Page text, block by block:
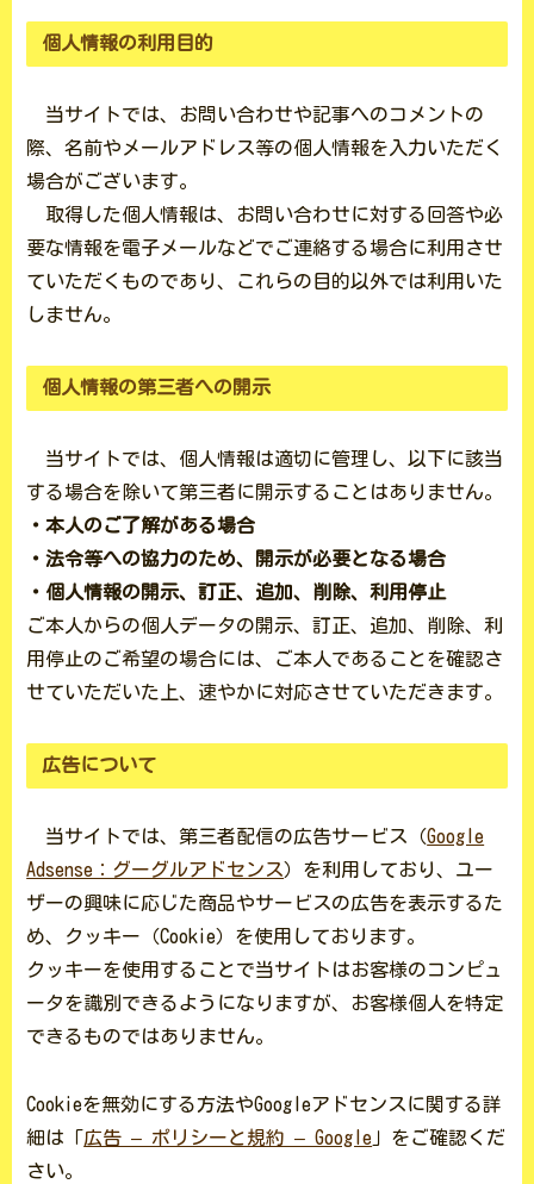
個人情報の利用目的
当サイトでは、お問い合わせや記事へのコメントの
際、名前やメールアドレス等の個人情報を入力いただく
場合がございます。
取得した個人情報は、お問い合わせに対する回答や必
要な情報を電子メールなどでご連絡する場合に利用させ
ていただくものであり、これらの目的以外では利用いた
しません。
個人情報の第三者への開示
当サイトでは、個人情報は適切に管理し、以下に該当
する場合を除いて第三者に開示することはありません。
・本人のご了解がある場合
・法令等への協力のため、開示が必要となる場合
・個人情報の開示、訂正、追加、削除、利用停止
ご本人からの個人データの開示、訂正、追加、削除、利
用停止のご希望の場合には、ご本人であることを確認さ
せていただいた上、速やかに対応させていただきます。
広告について
当サイトでは、第三者配信の広告サービス（Google
Adsense：グーグルアドセンス）を利用しており、ユー
ザーの興味に応じた商品やサービスの広告を表示するた
め、クッキー（Cookie）を使用しております。
クッキーを使用することで当サイトはお客様のコンピュ
ータを識別できるようになりますが、お客様個人を特定
できるものではありません。
Cookieを無効にする方法やGoogleアドセンスに関する詳
細は「広告 – ポリシーと規約 – Google 」をご確認くだ
さい。